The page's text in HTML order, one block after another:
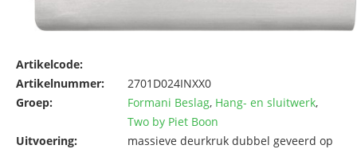
Artikelcode:
Artikelnummer:
2701D024INXX0
Groep:
Formani Beslag, Hang- en sluitwerk,
Two by Piet Boon
Uitvoering:
massieve deurkruk dubbel geveerd op